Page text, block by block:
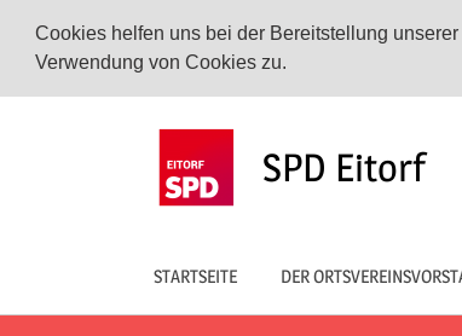
Cookies helfen uns bei der Bereitstellung
Verwendung von Cookies zu.
SPD Eitorf
STARTSEITE DER